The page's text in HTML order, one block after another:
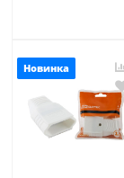
Новинка